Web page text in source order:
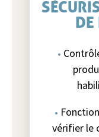
DE
vérifier le